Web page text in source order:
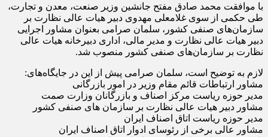
با موافقت محمد صادق مفتح جانشین وزیر صنعت، معدن و تجارت،
طی حکمی از سوی غلامعلی مهدوی دبیر هیات عالی نظارت بر
سازمان‌های صنفی کشور، سلمان صرامی بعنوان مشاور اجرایی
دبیر هیات عالی نظارت و مدیر مالی، اداری دبیرخانه هیات عالی
نظارت بر سازمان‌های صنفی کشور منصوب شد.
لازم به توضیح است، سلمان صرامی پیش از این در جایگاه‌های:
مشاور ارتباطات قائم مقام وزیر در امور بازرگانی
مدیر حوزه ریاست مرکز اصناف و بازرگانان وزارت صمت
مشاور دبیر هیات عالی نظارت بر سازمان های صنفی کشور
مدیر حوزه ریاست اتاق اصناف ایران
مشاور عالی برخی از رئوسای ادوار اتاق اصناف ایران